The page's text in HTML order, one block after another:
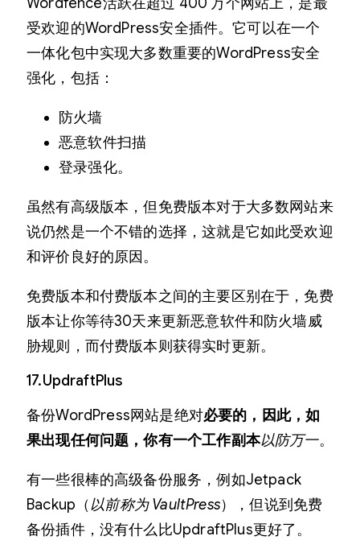
受欢迎的WordPress安全插件。它可以在一个
一体化包中实现大多数重要的WordPress安全
强化，包括：
防火墙
恶意软件扫描
登录强化。
虽然有高级版本，但免费版本对于大多数网站来
说仍然是一个不错的选择，这就是它如此受欢迎
和评价良好的原因。
免费版本和付费版本之间的主要区别在于，免费
版本让你等待30天来更新恶意软件和防火墙威
胁规则，而付费版本则获得实时更新。
17.UpdraftPlus
备份WordPress网站是绝对必要的，因此，如
果出现任何问题，你有一个工作副本以防万一。
有一些很棒的高级备份服务，例如Jetpack
Backup（以前称为 VaultPress），但说到免费
备份插件，没有什么比UpdraftPlus更好了。